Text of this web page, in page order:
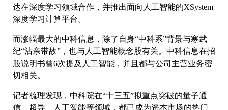
达在深度学习领域合作，并推出面向人工智能的XSystem
深度学习计算平台。
而涨幅最大的中科信息，除了自身“中科系”背景与寒武
纪“沾亲带故”，也与人工智能概念股有关。中科信息在招
股说明书曾6次提及人工智能，并且都与公司主营业务密
切相关。
记者梳理发现，中科院在“十三五”拟重点突破的量子通
信、超导、人工智能等领域，都已成为资本市场的热门